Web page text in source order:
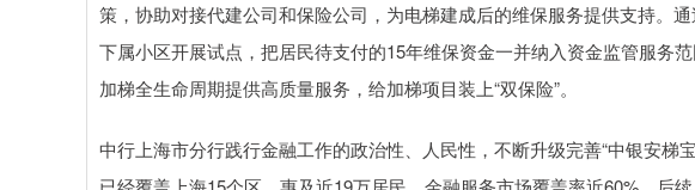
策，协助对接代建公司和保险公司，为电梯建成后的维保服务提供支持。
下属小区开展试点，把居民待支付的15年维保资金一并纳入资金监管服务
加梯全生命周期提供高质量服务，给加梯项目装上“双保险”。
中行上海市分行践行金融工作的政治性、人民性，不断升级完善“中银安梯